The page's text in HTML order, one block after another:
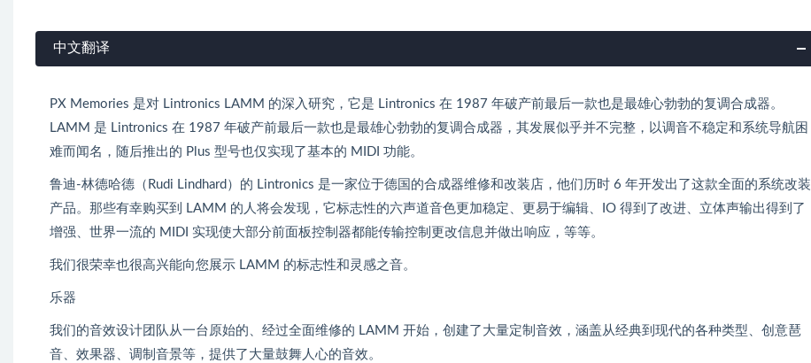
中文翻译
PX Memories 是对 Lintronics LAMM 的深入研究，它是 Lintronics 在 1987 年破产前最后一款也是最雄心勃勃的复调合成器。
LAMM 是 Lintronics 在 1987 年破产前最后一款也是最雄心勃勃的复调合成器，其发展似乎并不完整，以调音不稳定和系统导航困
难而闻名，随后推出的 Plus 型号也仅实现了基本的 MIDI 功能。
鲁迪-林德哈德（Rudi Lindhard）的 Lintronics 是一家位于德国的合成器维修和改装店，他们历时 6 年开发出了这款全面的系统改装
产品。那些有幸购买到 LAMM 的人将会发现，它标志性的六声道音色更加稳定、更易于编辑、IO 得到了改进、立体声输出得到了
增强、世界一流的 MIDI 实现使大部分前面板控制器都能传输控制更改信息并做出响应，等等。
我们很荣幸也很高兴能向您展示 LAMM 的标志性和灵感之音。
乐器
我们的音效设计团队从一台原始的、经过全面维修的 LAMM 开始，创建了大量定制音效，涵盖从经典到现代的各种类型、创意琶
音、效果器、调制音景等，提供了大量鼓舞人心的音效。